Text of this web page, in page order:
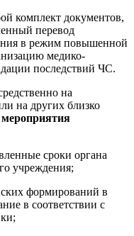
комплект документов,
перевод
в режим повышенной
медико-
последствий ЧС.
на
на других близко
сроки органа
учреждения;
формирований в
в соответствии с